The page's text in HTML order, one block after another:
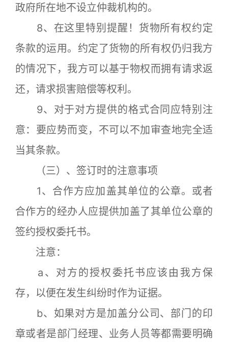
政府所在地不设立仲裁机构的。
8、在这里特别提醒！货物所有权约定
条款的运用。约定了货物的所有权仍归我方
的情况下，我方可以基于物权而拥有请求返
还，请求损害赔偿等权利。
9、对于对方提供的格式合同应特别注
意：要应势而变，不可以不加审查地完全适
当其条款。
（三）、签订时的注意事项
1、合作方应加盖其单位的公章。或者
合作方的经办人应提供加盖了其单位公章的
签约授权委托书。
注意：
a、对方的授权委托书应该由我方保
存，以便在发生纠纷时作为证据。
b、如果对方是加盖分公司、部门的印
章或者是部门经理、业务人员等都需要明确